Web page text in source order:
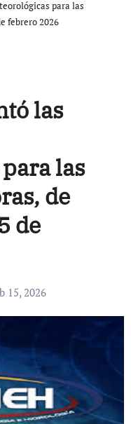
para las
febrero 2026
las
las
de
de
15, 2026